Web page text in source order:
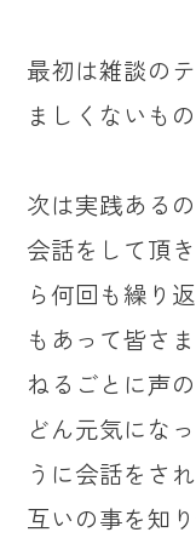
最初は雑談の
ましくないも
次は実践ある
会話をして頂
ら何回も繰り
もあって皆さ
ねるごとに声
どん元気にな
うに会話をさ
互いの事を知